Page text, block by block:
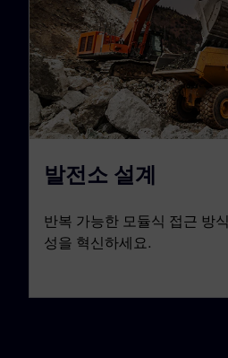
발전소 설계
반복 가능한 모듈식 접근 방
성을 혁신하세요.